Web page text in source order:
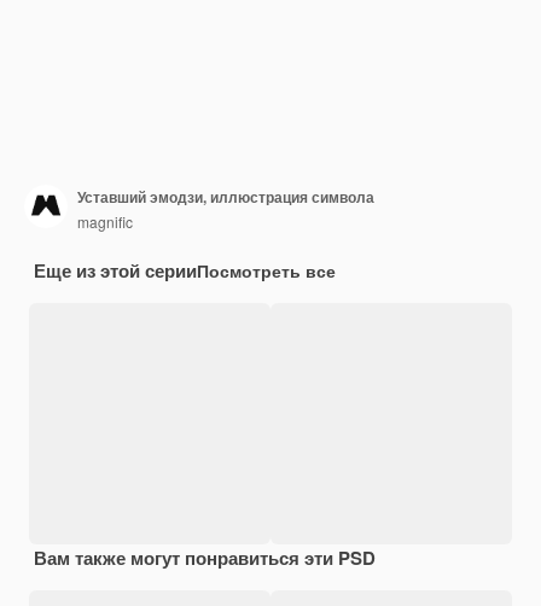
Уставший эмодзи, иллюстрация символа
magnific
Еще из этой серииПосмотреть все
Вам также могут понравиться эти PSD